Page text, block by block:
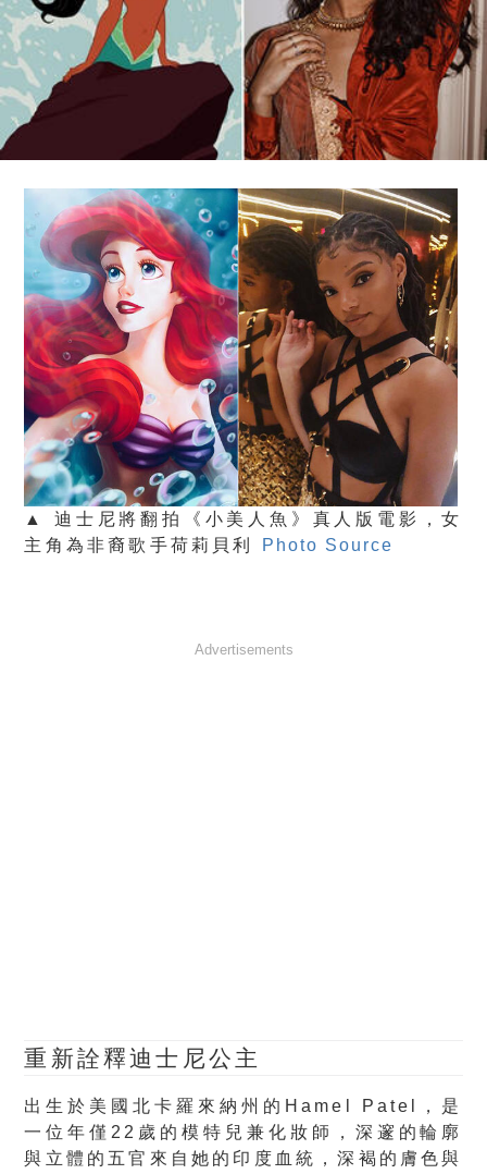
▲ 迪士尼將翻拍《小美人魚》真人版電影，女
主角為非裔歌手荷莉貝利
Photo Source
Advertisements
重新詮釋迪士尼公主
出生於美國北卡羅來納州的Hamel Patel，是
一位年僅22歲的模特兒兼化妝師，深邃的輪廓
與立體的五官來自她的印度血統，深褐的膚色與